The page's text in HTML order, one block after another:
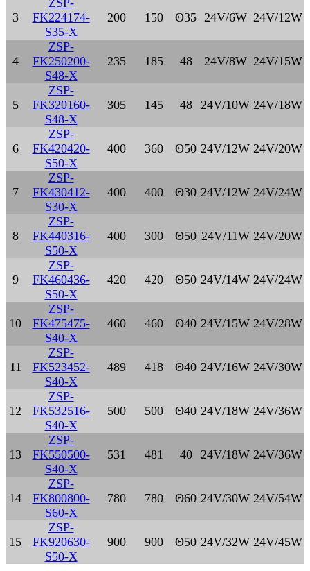
3
ZSP-
FK224174-
S35-X
200 150 Θ35 24V/6W 24V/12W
4
ZSP-
FK250200-
S48-X
235 185 48 24V/8W 24V/15W
5
ZSP-
FK320160-
S48-X
305 145 48 24V/10W 24V/18W
6
ZSP-
FK420420-
S50-X
400 360 Θ50 24V/12W 24V/20W
7
ZSP-
FK430412-
S30-X
400 400 Θ30 24V/12W 24V/24W
8
ZSP-
FK440316-
S50-X
400 300 Θ50 24V/11W 24V/20W
9
ZSP-
FK460436-
S50-X
420 420 Θ50 24V/14W 24V/24W
10
ZSP-
FK475475-
S40-X
460 460 Θ40 24V/15W 24V/28W
11
ZSP-
FK523452-
S40-X
489 418 Θ40 24V/16W 24V/30W
12
ZSP-
FK532516-
S40-X
500 500 Θ40 24V/18W 24V/36W
13
ZSP-
FK550500-
S40-X
531 481 40 24V/18W 24V/36W
14
ZSP-
FK800800-
S60-X
780 780 Θ60 24V/30W 24V/54W
15
ZSP-
FK920630-
S50-X
900 900 Θ50 24V/32W 24V/45W